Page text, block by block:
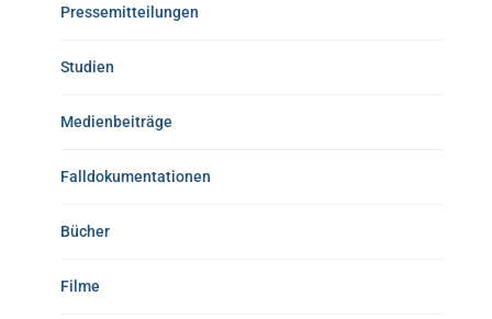
Pressemitteilungen
Studien
Medienbeiträge
Falldokumentationen
Bücher
Filme